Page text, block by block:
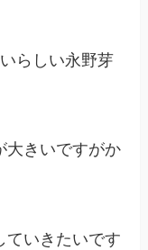
らしい永野芽
大きいですがか
ていきたいです